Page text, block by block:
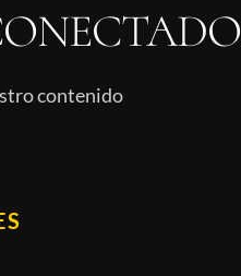
contenido